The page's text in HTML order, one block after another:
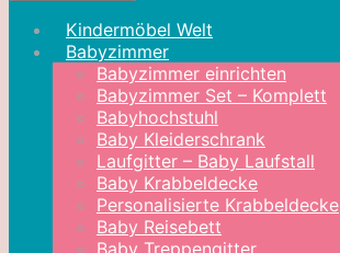
Kindermöbel Welt
Babyzimmer
Babyzimmer einrichten
Babyzimmer Set – Komplett
Babyhochstuhl
Baby Kleiderschrank
Laufgitter – Baby Laufstall
Baby Krabbeldecke
Personalisierte Krabbeldecke
Baby Reisebett
Baby Treppengitter